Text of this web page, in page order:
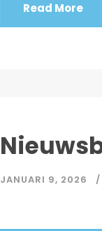
Read More
JANUARI 9, 2026